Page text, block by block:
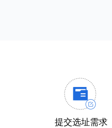
提交选址需求